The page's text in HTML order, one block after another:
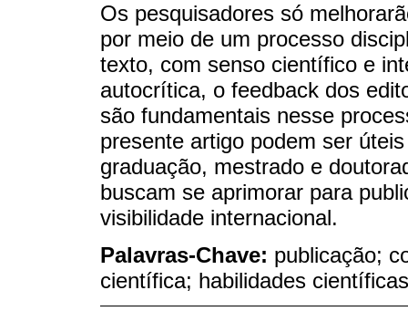
Os pesquisadores só
por meio de um processo
texto, com senso científico e
autocrítica, o feedback dos
são fundamentais nesse
presente artigo podem ser
graduação, mestrado e
buscam se aprimorar para
visibilidade internacional.
Palavras-Chave: publicação;
científica; habilidades